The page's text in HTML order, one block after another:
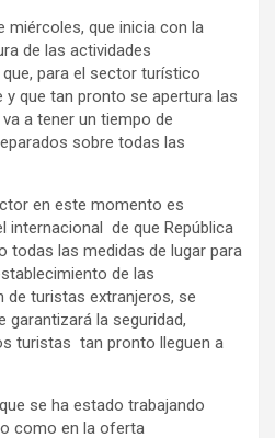
miércoles, que inicia con la
de las actividades
para el sector turístico
que tan pronto se apertura las
a tener un tiempo de
sobre todas las
en este momento es
internacional de que República
todas las medidas de lugar para
de las
de turistas extranjeros, se
garantizará la seguridad,
turistas tan pronto lleguen a
se ha estado trabajando
como en la oferta